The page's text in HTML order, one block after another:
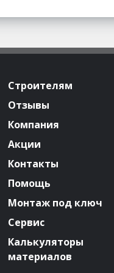
Строителям
Отзывы
Компания
Акции
Контакты
Помощь
Монтаж под ключ
Сервис
Калькуляторы
материалов